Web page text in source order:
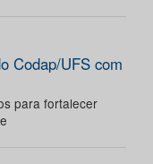
Codap/UFS com
para fortalecer